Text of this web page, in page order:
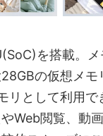
約479g
護フィルム貼付済
5V/2A）、USB
、保証書
を搭載。
の仮想メモ
リとして利用で
Web閲覧、動